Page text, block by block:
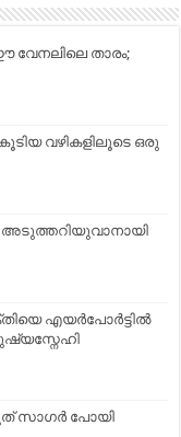
താരം;
വഴികളിലൂടെ ഒരു
എയർപോർട്ടിൽ
സാഗർ പോയി